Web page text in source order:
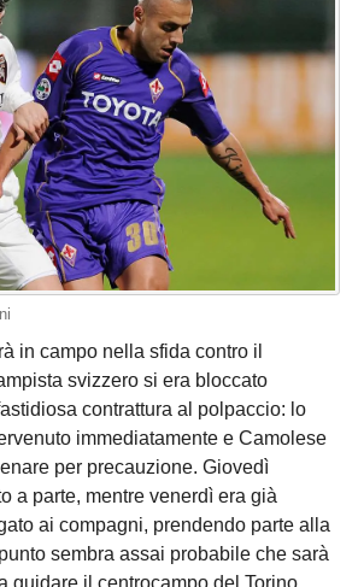
in campo nella sfida contro il
svizzero si era bloccato
contrattura al polpaccio: lo
immediatamente e Camolese
per precauzione. Giovedì
a parte, mentre venerdì era già
ai compagni, prendendo parte alla
sembra assai probabile che sarà